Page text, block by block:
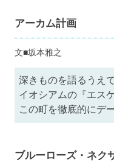
アーカム計画
文■坂本雅之
深きものを語るうえ
イオシアムの『エス
この町を徹底的にデ
ブルーローズ・ネク